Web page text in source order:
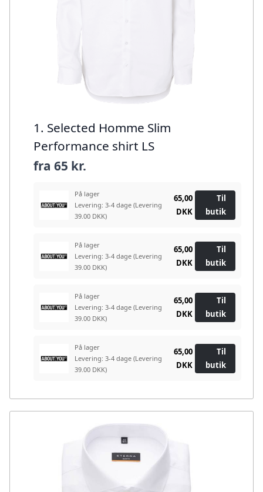
1. Selected Homme Slim
Performance shirt LS
fra 65 kr.
På lager
Levering: 3-4 dage (Levering
39.00 DKK)
65,00
DKK
Til
butik
På lager
Levering: 3-4 dage (Levering
39.00 DKK)
65,00
DKK
Til
butik
På lager
Levering: 3-4 dage (Levering
39.00 DKK)
65,00
DKK
Til
butik
På lager
Levering: 3-4 dage (Levering
39.00 DKK)
65,00
DKK
Til
butik